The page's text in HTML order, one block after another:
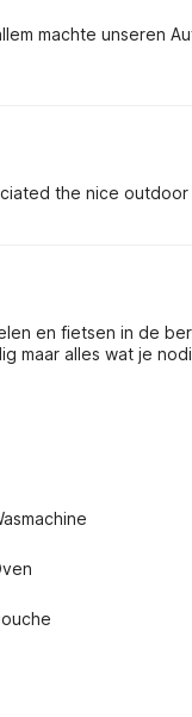
machte unseren
the nice
en fietsen in de
maar alles wat je